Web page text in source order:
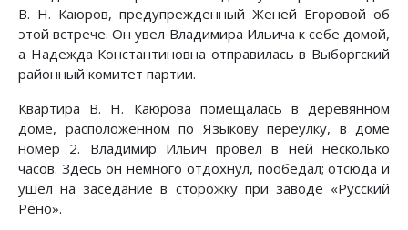
В. Н. Каюров, предупрежденный Женей Егоровой об
этой встрече. Он увел Владимира Ильича к себе домой,
а Надежда Константиновна отправилась в Выборгский
районный комитет партии.
Квартира В. Н. Каюрова помещалась в деревянном
доме, расположенном по Языкову переулку, в доме
номер 2. Владимир Ильич провел в ней несколько
часов. Здесь он немного отдохнул, пообедал; отсюда и
ушел на заседание в сторожку при заводе «Русский
Рено».